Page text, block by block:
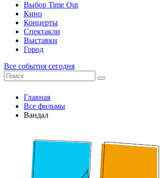
Выбор Time Out
Кино
Концерты
Спектакли
Выставки
Город
Все события сегодня
Главная
Все фильмы
Вандал